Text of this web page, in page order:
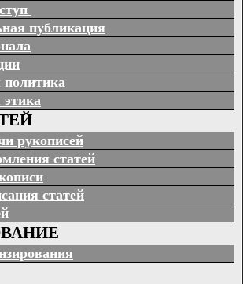
публикация
политика
рукописей
статей
статей